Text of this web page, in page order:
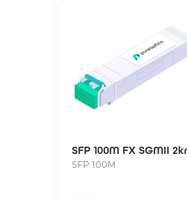
SFP 100M FX SGMII
SFP 100M